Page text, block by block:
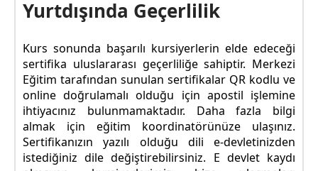
Yurtdışında Geçerlilik
Kurs sonunda başarılı kursiyerlerin elde edeceği
sertifika uluslararası geçerliliğe sahiptir. Merkezi
Eğitim tarafından sunulan sertifikalar QR kodlu ve
online doğrulamalı olduğu için apostil işlemine
ihtiyacınız bulunmamaktadır. Daha fazla bilgi
almak için eğitim koordinatörünüze ulaşınız.
Sertifikanızın yazılı olduğu dili e-devletinizden
istediğiniz dile değiştirebilirsiniz. E devlet kaydı